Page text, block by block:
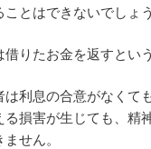
とはできないでしょ
りたお金を返すとい
利息の合意がなくて
損害が生じても、精
せん。